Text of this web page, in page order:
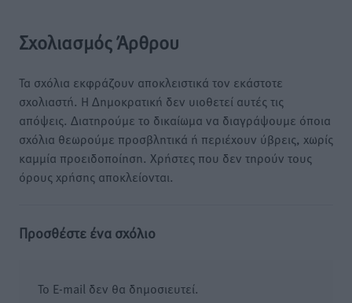
Σχολιασμός Άρθρου
Τα σχόλια εκφράζουν αποκλειστικά τον εκάστοτε
σχολιαστή. Η Δημοκρατική δεν υιοθετεί αυτές τις
απόψεις. Διατηρούμε το δικαίωμα να διαγράψουμε όποια
σχόλια θεωρούμε προσβλητικά ή περιέχουν ύβρεις, χωρίς
καμμία προειδοποίηση. Χρήστες που δεν τηρούν τους
όρους χρήσης αποκλείονται.
Προσθέστε ένα σχόλιο
Το E-mail δεν θα δημοσιευτεί.